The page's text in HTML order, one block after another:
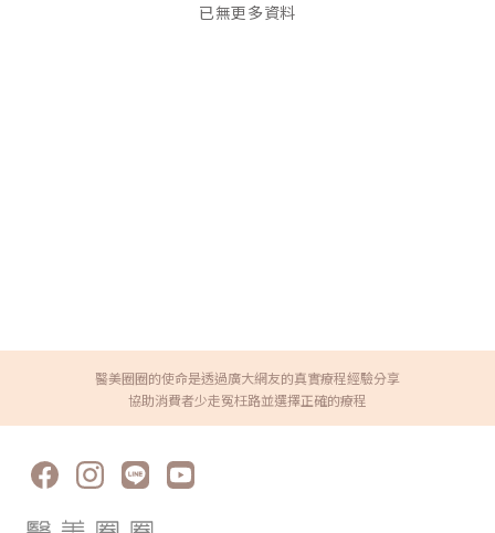
已無更多資料
醫美圈圈的使命是透過廣大網友的真實療程經驗分享
協助消費者少走冤枉路並選擇正確的療程